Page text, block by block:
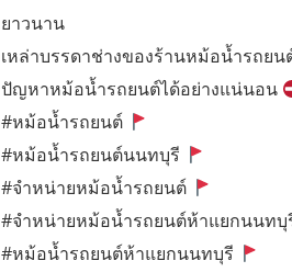
ยาวนาน
เหล่าบรรดาช่างของร้านหม้อน้ำรถย
ปัญหาหม้อน้ำรถยนต์ได้อย่างแน่นอน
#หม้อน้ำรถยนต์
#หม้อน้ำรถยนต์นนทบุรี
#จำหน่ายหม้อน้ำรถยนต์
#จำหน่ายหม้อน้ำรถยนต์ห้าแยกนนทบุ
#หม้อน้ำรถยนต์ห้าแยกนนทบุรี